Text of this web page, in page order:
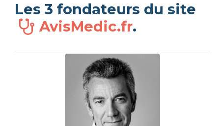
Les 3 fondateurs du site
AvisMedic.fr.